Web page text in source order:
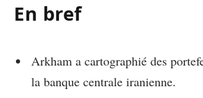
En bref
Arkham a cartographié des
la banque centrale iranienne.